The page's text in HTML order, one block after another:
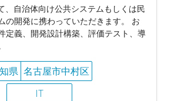
、自治体向け公共システムもしくは民
の開発に携わっていただきます。 お
定義、開発設計構築、評価テスト、導
県 名古屋市中村区
IT